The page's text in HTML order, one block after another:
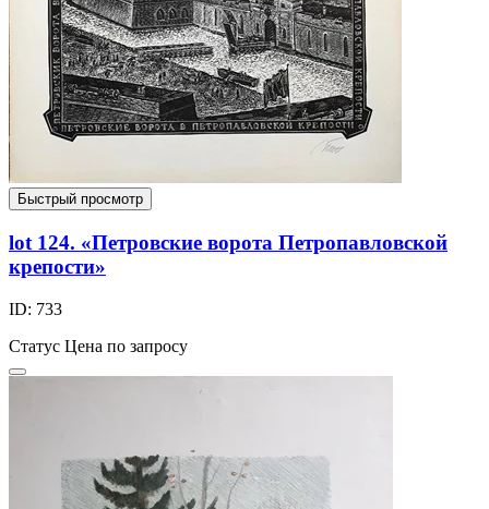
Быстрый просмотр
lot 124. «Петровские ворота Петропавловской
крепости»
ID: 733
Статус Цена по запросу